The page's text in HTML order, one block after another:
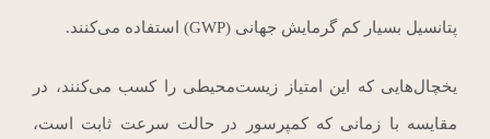
پتانسیل بسیار کم گرمایش جهانی (GWP) استفاده می‌کنند.
یخچال‌هایی که این امتیاز زیست‌محیطی را کسب می‌کنند، در
مقایسه با زمانی که کمپرسور در حالت سرعت ثابت است،